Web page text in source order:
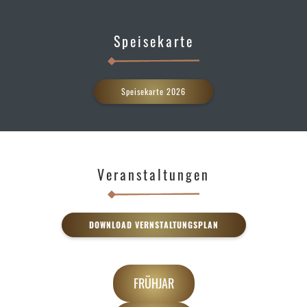
Speisekarte
Speisekarte 2026
Veranstaltungen
DOWNLOAD VERNSTALTUNGSPLAN
FRÜHJAR